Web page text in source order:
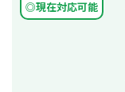
◎現在対応可能